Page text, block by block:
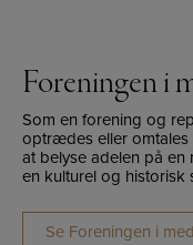
Foreningen i
Som en forening og
optrædes eller
at belyse adelen på
en kulturel og historisk
Se Foreningen i